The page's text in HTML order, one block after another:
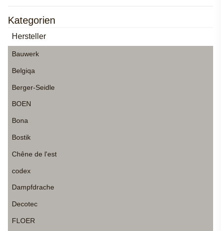
Kategorien
Hersteller
Bauwerk
Belgiqa
Berger-Seidle
BOEN
Bona
Bostik
Chêne de l'est
codex
Dampfdrache
Decotec
FLOER